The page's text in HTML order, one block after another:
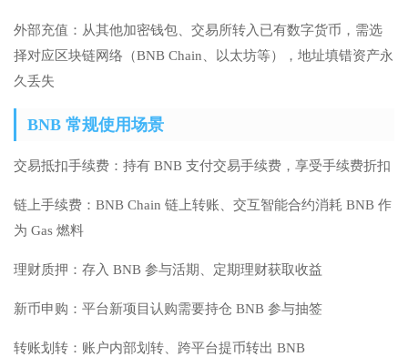
外部充值：从其他加密钱包、交易所转入已有数字货币，需选
择对应区块链网络（BNB Chain、以太坊等），地址填错资产永
久丢失
BNB 常规使用场景
交易抵扣手续费：持有 BNB 支付交易手续费，享受手续费折扣
链上手续费：BNB Chain 链上转账、交互智能合约消耗 BNB 作
为 Gas 燃料
理财质押：存入 BNB 参与活期、定期理财获取收益
新币申购：平台新项目认购需要持仓 BNB 参与抽签
转账划转：账户内部划转、跨平台提币转出 BNB